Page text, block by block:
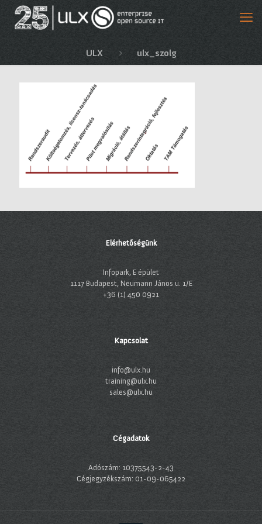
ULX ulx_szolg
Elérhetőségünk
Infopark, E épület
1117 Budapest, Neumann János u. 1/E
+36 (1) 450 0921
Kapcsolat
info@ulx.hu
training@ulx.hu
sales@ulx.hu
Cégadatok
Adószám: 10375543-2-43
Cégjegyzékszám: 01-09-065422